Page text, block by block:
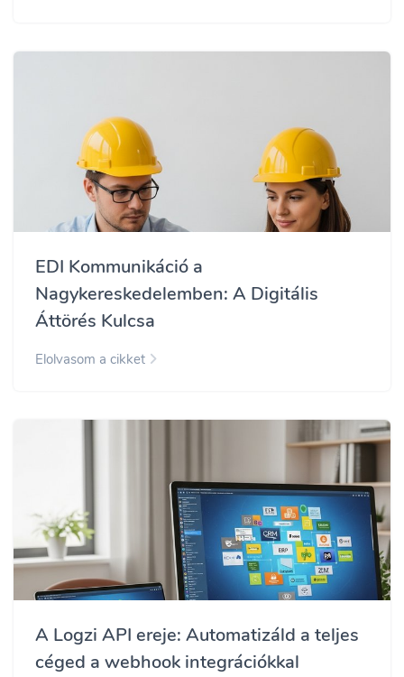
EDI Kommunikáció a
Nagykereskedelemben: A Digitális
Áttörés Kulcsa
Elolvasom a cikket
A Logzi API ereje: Automatizáld a teljes
céged a webhook integrációkkal